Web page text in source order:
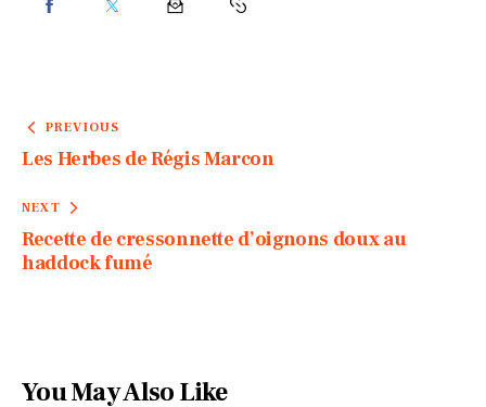
PREVIOUS
Les Herbes de Régis Marcon
NEXT
Recette de cressonnette d’oignons doux au
haddock fumé
You May Also Like